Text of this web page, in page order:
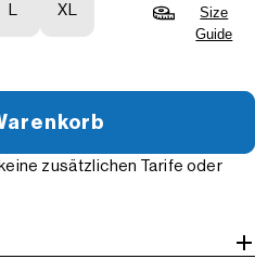
XL
Size
Guide
zusätzlichen Tarife oder